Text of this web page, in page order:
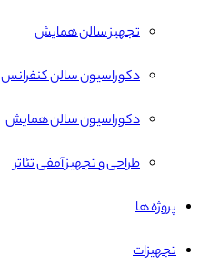
تجهیز سالن همایش
دکوراسیون سالن کنفرانس
دکوراسیون سالن همایش
طراحی و تجهیز آمفی تئاتر
پروژه ها
تجهیزات